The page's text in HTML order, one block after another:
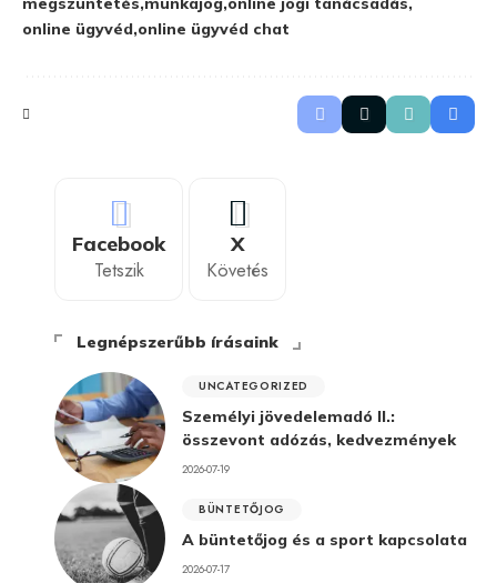
online ügyvéd online ügyvéd chat
Facebook
Tetszik
X
Követés
Legnépszerűbb írásaink
UNCATEGORIZED
Személyi jövedelemadó II.:
összevont adózás, kedvezmények
2026-07-19
BÜNTETŐJOG
A büntetőjog és a sport kapcsolata
2026-07-17